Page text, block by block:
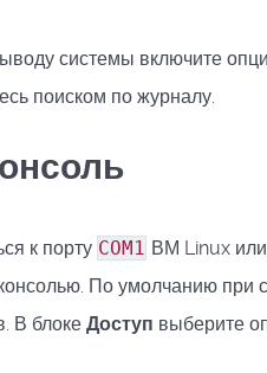
системы включите
поиском по журналу.
к порту COM1 ВМ Linux
По умолчанию при
В блоке Доступ выберите